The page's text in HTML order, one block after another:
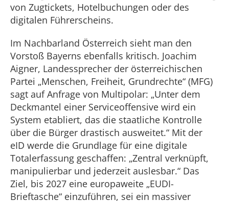
von Zugtickets, Hotelbuchungen oder des
digitalen Führerscheins.
Im Nachbarland Österreich sieht man den
Vorstoß Bayerns ebenfalls kritisch. Joachim
Aigner, Landessprecher der österreichischen
Partei „Menschen, Freiheit, Grundrechte“ (MFG)
sagt auf Anfrage von Multipolar: „Unter dem
Deckmantel einer Serviceoffensive wird ein
System etabliert, das die staatliche Kontrolle
über die Bürger drastisch ausweitet.“ Mit der
eID werde die Grundlage für eine digitale
Totalerfassung geschaffen: „Zentral verknüpft,
manipulierbar und jederzeit auslesbar.“ Das
Ziel, bis 2027 eine europaweite „EUDI-
Brieftasche“ einzuführen, sei ein massiver